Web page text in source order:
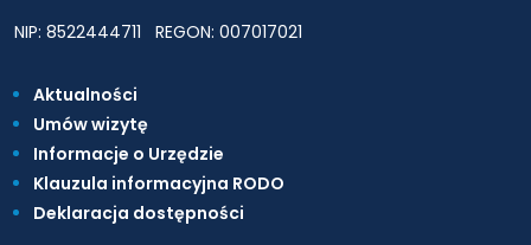
NIP: 8522444711 REGON: 007017021
Aktualności
Umów wizytę
Informacje o Urzędzie
Klauzula informacyjna RODO
Deklaracja dostępności